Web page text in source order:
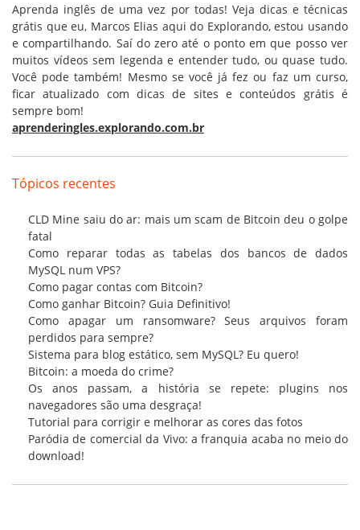
Aprenda inglês de uma vez por todas! Veja dicas e técnicas
grátis que eu, Marcos Elias aqui do Explorando, estou usando
e compartilhando. Saí do zero até o ponto em que posso ver
muitos vídeos sem legenda e entender tudo, ou quase tudo.
Você pode também! Mesmo se você já fez ou faz um curso,
ficar atualizado com dicas de sites e conteúdos grátis é
sempre bom!
aprenderingles.explorando.com.br
Tópicos recentes
CLD Mine saiu do ar: mais um scam de Bitcoin deu o golpe
fatal
Como reparar todas as tabelas dos bancos de dados
MySQL num VPS?
Como pagar contas com Bitcoin?
Como ganhar Bitcoin? Guia Definitivo!
Como apagar um ransomware? Seus arquivos foram
perdidos para sempre?
Sistema para blog estático, sem MySQL? Eu quero!
Bitcoin: a moeda do crime?
Os anos passam, a história se repete: plugins nos
navegadores são uma desgraça!
Tutorial para corrigir e melhorar as cores das fotos
Paródia de comercial da Vivo: a franquia acaba no meio do
download!